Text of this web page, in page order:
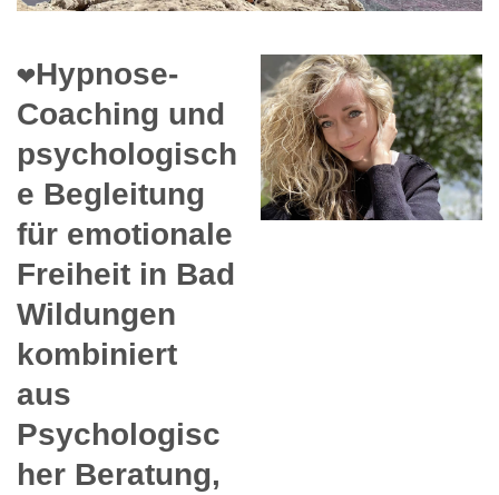
❤️Hypnose-
Coaching und
psychologisch
e Begleitung
für emotionale
Freiheit in Bad
Wildungen
kombiniert
aus
Psychologisc
her Beratung,